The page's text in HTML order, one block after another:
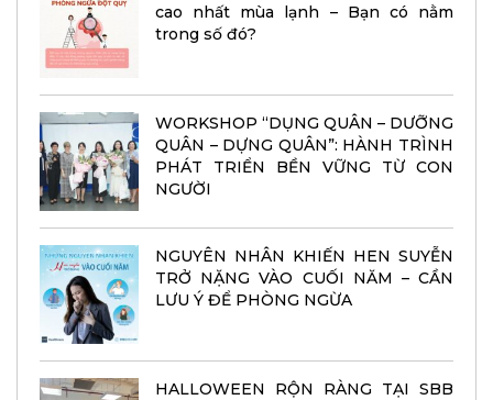
cao nhất mùa lạnh – Bạn có nằm
trong số đó?
WORKSHOP “DỤNG QUÂN – DƯỠNG
QUÂN – DỰNG QUÂN”: HÀNH TRÌNH
PHÁT TRIỂN BỀN VỮNG TỪ CON
NGƯỜI
NGUYÊN NHÂN KHIẾN HEN SUYỄN
TRỞ NẶNG VÀO CUỐI NĂM – CẦN
LƯU Ý ĐỂ PHÒNG NGỪA
HALLOWEEN RỘN RÀNG TẠI SBB